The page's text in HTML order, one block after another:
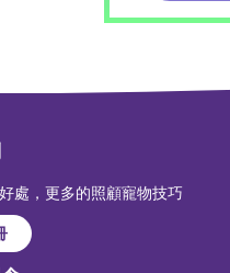
處，更多的照顧寵物技巧